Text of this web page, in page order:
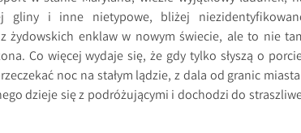
gliny i inne nietypowe, bliżej
żydowskich enklaw w nowym świecie, ale to nie
Co więcej wydaje się, że gdy tylko słyszą o
noc na stałym lądzie, z dala od granic
dzieje się z podróżującymi i dochodzi do